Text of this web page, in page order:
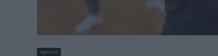
Agencia